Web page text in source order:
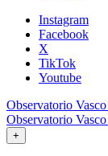
Instagram
Facebook
X
TikTok
Youtube
Observatorio
Observatorio
+